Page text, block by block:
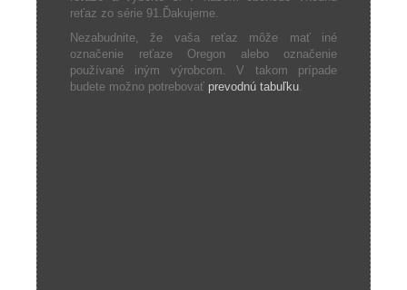
reťaz zo série 91.Ďakujeme.
Nezabudnite, že vaša reťaz môže mať iné
označenie reťaze Oregon alebo označenie
používané iným výrobcom. V takom prípade
budete možno potrebovať prevodnú tabuľku.